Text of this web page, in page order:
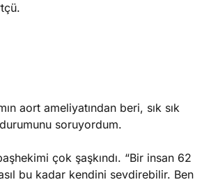
aort ameliyatından beri, sık sık
soruyordum.
çok şaşkındı. “Bir insan 62
bu kadar kendini sevdirebilir. Ben